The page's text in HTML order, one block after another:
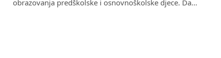
obrazovanja predškolske i osnovnoškolske djece. Da…